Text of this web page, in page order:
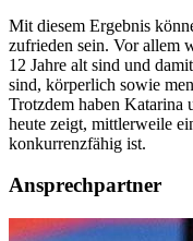
Mit diesem Ergebnis
zufrieden sein. Vor allem
12 Jahre alt sind und
sind, körperlich sowie
Trotzdem haben Katarina
heute zeigt, mittlerweile
konkurrenzfähig ist.
Ansprechpartner